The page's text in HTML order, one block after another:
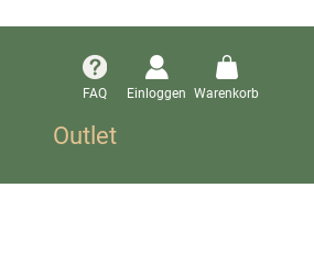
FAQ Einloggen Warenkorb
Outlet